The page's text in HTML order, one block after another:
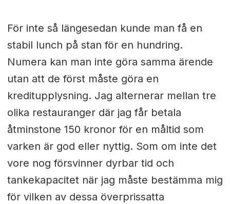
För inte så längesedan kunde man få en
stabil lunch på stan för en hundring.
Numera kan man inte göra samma ärende
utan att de först måste göra en
kreditupplysning. Jag alternerar mellan tre
olika restauranger där jag får betala
åtminstone 150 kronor för en måltid som
varken är god eller nyttig. Som om inte det
vore nog försvinner dyrbar tid och
tankekapacitet när jag måste bestämma mig
för vilken av dessa överprissatta